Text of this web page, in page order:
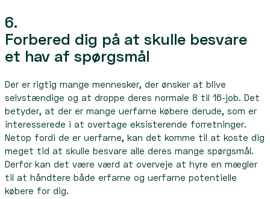
6.
Forbered dig på at skulle besvare
et hav af spørgsmål
Der er rigtig mange mennesker, der ønsker at blive
selvstændige og at droppe deres normale 8 til 16-job. Det
betyder, at der er mange uerfarne købere derude, som er
interesserede i at overtage eksisterende forretninger.
Netop fordi de er uerfarne, kan det komme til at koste dig
meget tid at skulle besvare alle deres mange spørgsmål.
Derfor kan det være værd at overveje at hyre en mægler
til at håndtere både erfarne og uerfarne potentielle
købere for dig.